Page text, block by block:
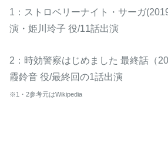
1：ストロベリーナイト・サーガ
演・姫川玲子 役/11話出演
2：時効警察はじめました 最終話（
霞鈴音 役/最終回の1話出演
※1・2参考元はWikipedia